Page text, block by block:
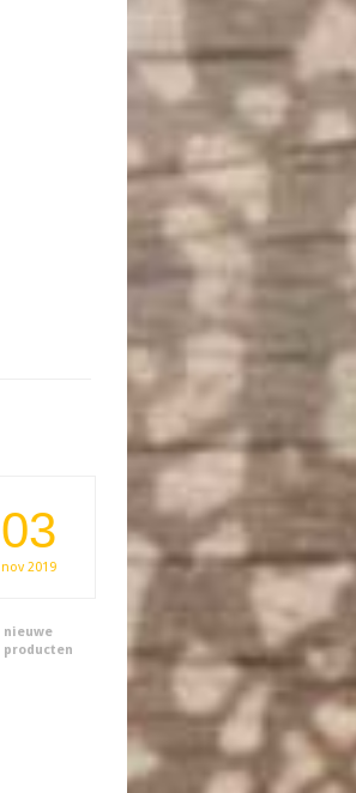
03
nov 2019
nieuwe
producten